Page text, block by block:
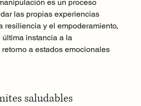
es un proceso
las propias experiencias
resiliencia y el empoderamiento,
instancia a la
a estados emocionales
saludables